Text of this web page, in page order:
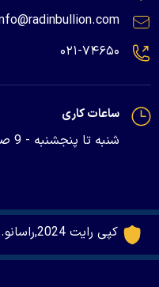
۰۲۱-۷۴۶۵۰
ساعات کاری
شنبه تا پنجشنبه - 9 صبح تا 5 بعدازظهر
کپی رایت 2024,راسانو. تمامی حقوق سایت محفوظ است.